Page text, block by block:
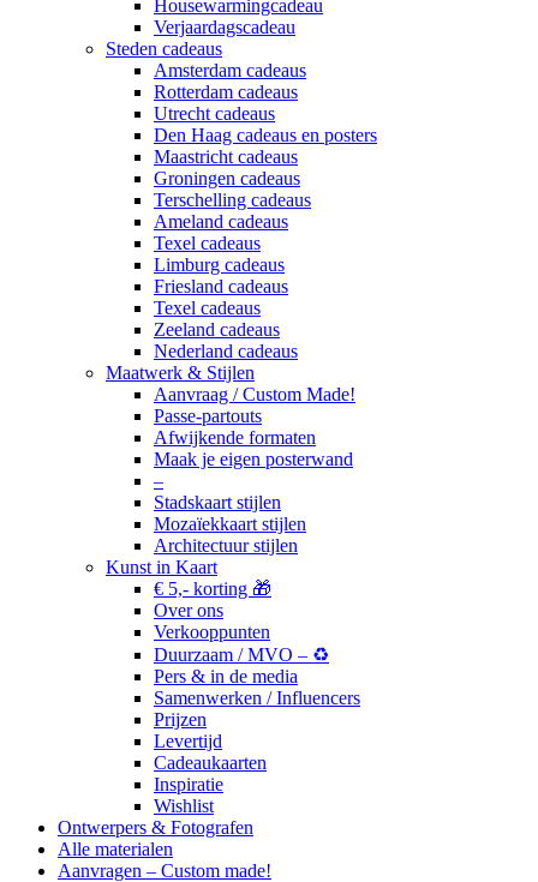
Housewarmingcadeau
Verjaardagscadeau
Steden cadeaus
Amsterdam cadeaus
Rotterdam cadeaus
Utrecht cadeaus
Den Haag cadeaus en posters
Maastricht cadeaus
Groningen cadeaus
Terschelling cadeaus
Ameland cadeaus
Texel cadeaus
Limburg cadeaus
Friesland cadeaus
Texel cadeaus
Zeeland cadeaus
Nederland cadeaus
Maatwerk & Stijlen
Aanvraag / Custom Made!
Passe-partouts
Afwijkende formaten
Maak je eigen posterwand
–
Stadskaart stijlen
Mozaïekkaart stijlen
Architectuur stijlen
Kunst in Kaart
€ 5,- korting 🎁
Over ons
Verkooppunten
Duurzaam / MVO – ♻️
Pers & in de media
Samenwerken / Influencers
Prijzen
Levertijd
Cadeaukaarten
Inspiratie
Wishlist
Ontwerpers & Fotografen
Alle materialen
Aanvragen – Custom made!